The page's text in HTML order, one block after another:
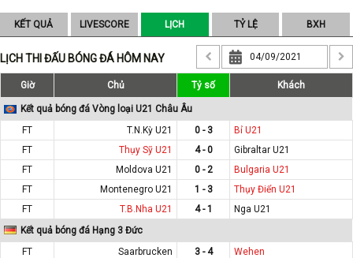
KẾT QUẢ LIVESCORE LỊCH TỶ LỆ BXH
LỊCH THI ĐẤU BÓNG ĐÁ HÔM NAY
Giờ Chủ Tỷ số Khách
Kết quả bóng đá Vòng loại U21 Châu Âu
FT
T.N.Kỳ U21 0 - 3
Bỉ U21
FT
Thụy Sỹ U21 4 - 0
Gibraltar U21
FT
Moldova U21 0 - 2
Bulgaria U21
FT
Montenegro U21 1 - 3
Thụy Điển U21
FT
T.B.Nha U21 4 - 1
Nga U21
Kết quả bóng đá Hạng 3 Đức
FT
Saarbrucken 3 - 4
Wehen